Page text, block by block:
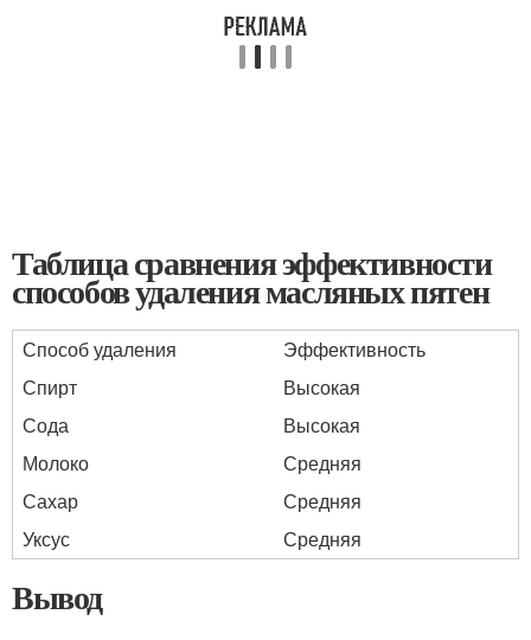
Таблица сравнения эффективности
способов удаления масляных пятен
Способ удаления
Эффективность
Спирт
Высокая
Сода
Высокая
Молоко
Средняя
Сахар
Средняя
Уксус
Средняя
Вывод